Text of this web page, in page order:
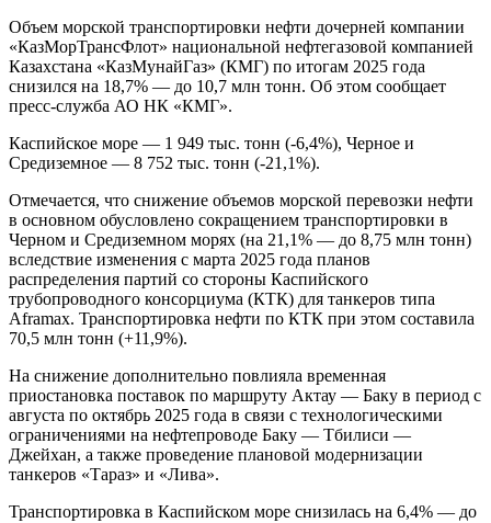
Объем морской транспортировки нефти дочерней компании
«КазМорТрансФлот» национальной нефтегазовой компанией
Казахстана «КазМунайГаз» (КМГ) по итогам 2025 года
снизился на 18,7% — до 10,7 млн тонн. Об этом сообщает
пресс-служба АО НК «КМГ».
Каспийское море — 1 949 тыс. тонн (-6,4%), Черное и
Средиземное — 8 752 тыс. тонн (-21,1%).
Отмечается, что снижение объемов морской перевозки нефти
в основном обусловлено сокращением транспортировки в
Черном и Средиземном морях (на 21,1% — до 8,75 млн тонн)
вследствие изменения с марта 2025 года планов
распределения партий со стороны Каспийского
трубопроводного консорциума (КТК) для танкеров типа
Aframax. Транспортировка нефти по КТК при этом составила
70,5 млн тонн (+11,9%).
На снижение дополнительно повлияла временная
приостановка поставок по маршруту Актау — Баку в период с
августа по октябрь 2025 года в связи с технологическими
ограничениями на нефтепроводе Баку — Тбилиси —
Джейхан, а также проведение плановой модернизации
танкеров «Тараз» и «Лива».
Транспортировка в Каспийском море снизилась на 6,4% — до